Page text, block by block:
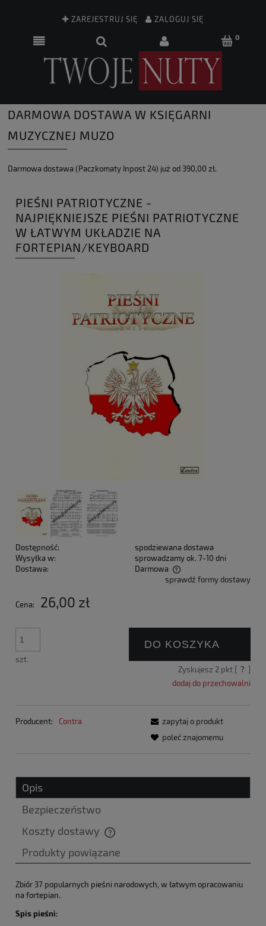
ZAREJESTRUJ SIĘ ZALOGUJ SIĘ
DARMOWA DOSTAWA W KSIĘGARNI
MUZYCZNEJ MUZO
Darmowa dostawa (Paczkomaty Inpost 24) już od 390,00 zł.
PIEŚNI PATRIOTYCZNE -
NAJPIĘKNIEJSZE PIEŚNI PATRIOTYCZNE
W ŁATWYM UKŁADZIE NA
FORTEPIAN/KEYBOARD
Dostępność:
spodziewana dostawa
Wysyłka w:
sprowadzamy ok. 7-10 dni
Dostawa:
Darmowa
Cena nie zawiera ewentualnych kosztów płatnościsprawdź formy dostawy
Cena: 26,00 zł
szt.
DO KOSZYKA
Zyskujesz 2pkt [ ? ]
dodaj do przechowalni
Producent: Contra
zapytaj o produkt
poleć znajomemu
Opis
Bezpieczeństwo
Koszty dostawy
Cena nie zawiera ewentualnych kosztów płatności
Produkty powiązane
Zbiór 37 popularnych pieśni narodowych, w łatwym opracowaniu
na fortepian.
Spis pieśni: